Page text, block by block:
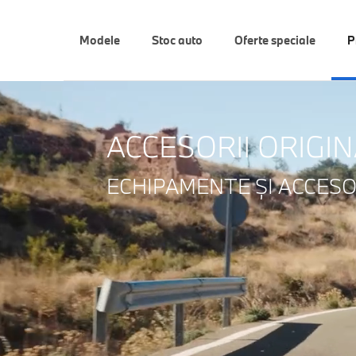
Modele Stoc auto Oferte speciale
ACCESORII
ECHIPAMENTE ŞI